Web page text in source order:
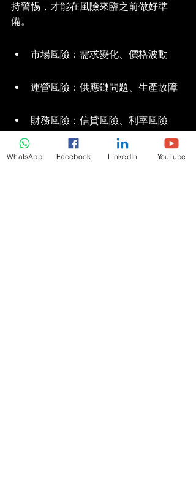
持警惕，才能在風險來臨之前做好準
備。
市場風險：需求變化、價格波動
運營風險：供應鏈問題、生產故障
財務風險：信貸風險、利率風險
合規風險：法律法規變化、政策調
WhatsApp Facebook LinkedIn YouTube